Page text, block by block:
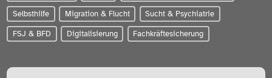
Selbsthilfe Migration & Flucht Sucht & Psychiatrie
FSJ & BFD Digitalisierung Fachkräftesicherung